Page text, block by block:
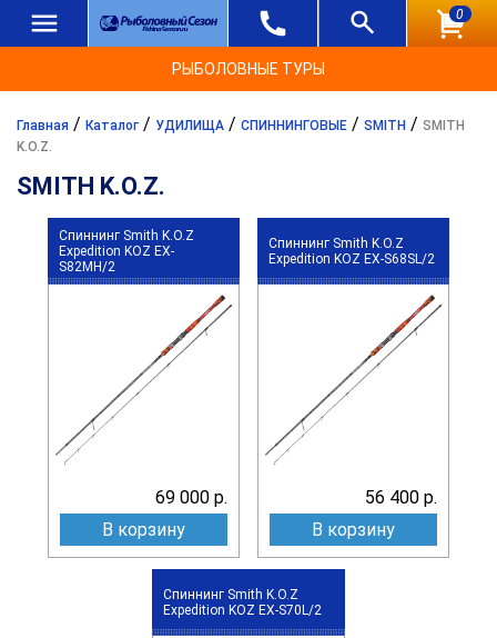
0
РЫБОЛОВНЫЕ ТУРЫ
Главная / Каталог / УДИЛИЩА / СПИННИНГОВЫЕ / SMITH / SMITH
K.O.Z.
SMITH K.O.Z.
Спиннинг Smith K.O.Z
Expedition KOZ EX-
S82MH/2
69 000 р.
В корзину
Спиннинг Smith K.O.Z
Expedition KOZ EX-S68SL/2
56 400 р.
В корзину
Спиннинг Smith K.O.Z
Expedition KOZ EX-S70L/2